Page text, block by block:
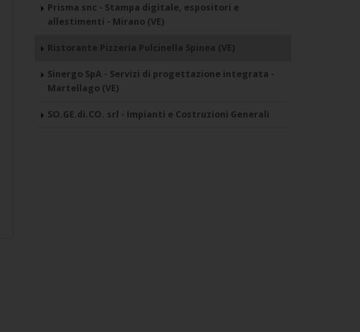
Prisma snc - Stampa digitale, espositori e
allestimenti - Mirano (VE)
Ristorante Pizzeria Pulcinella Spinea (VE)
Sinergo SpA - Servizi di progettazione integrata -
Martellago (VE)
SO.GE.di.CO. srl - Impianti e Costruzioni Generali